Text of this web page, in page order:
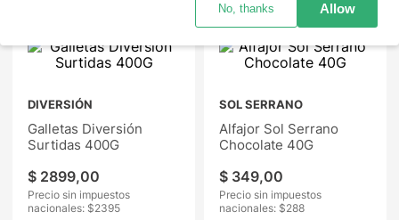
DIVERSIÓN
Galletas Diversión
Surtidas 400G
$ 2899,00
Precio sin impuestos
nacionales: $2395
SOL SERRANO
Alfajor Sol Serrano
Chocolate 40G
$ 349,00
Precio sin impuestos
nacionales: $288
No, thanks Allow